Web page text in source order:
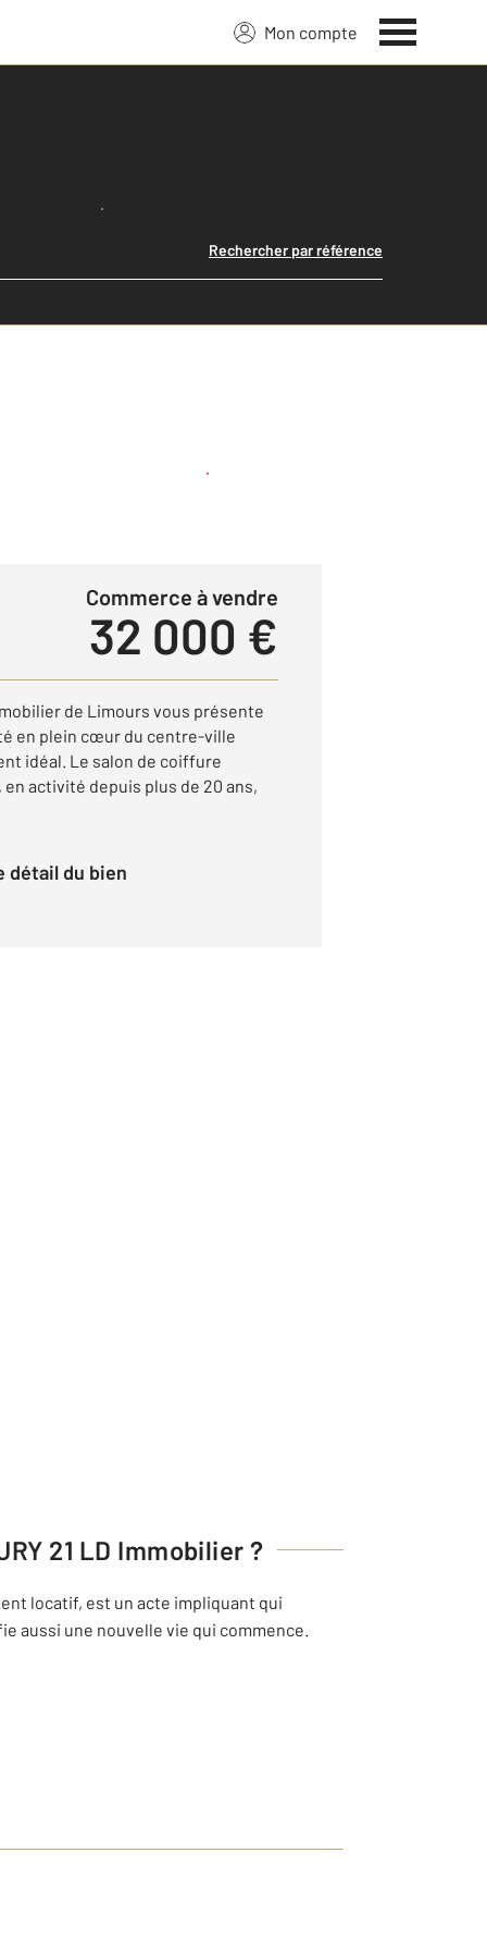
Mon compte
Lancer ma recherche
Rechercher par référence
Créer une alerte
Commerce à vendre
32 000 €
de Limours vous présente
en plein cœur du centre-ville
idéal. Le salon de coiffure
activité depuis plus de 20 ans,
détail du bien
21 LD Immobilier ?
locatif, est un acte impliquant qui
aussi une nouvelle vie qui commence.